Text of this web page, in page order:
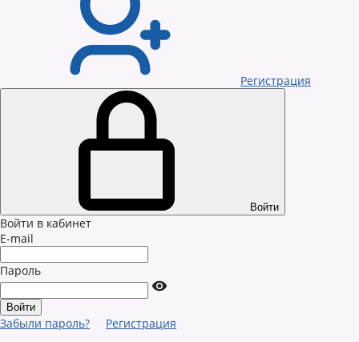
Регистрация
Войти
Войти в кабинет
E-mail
Пароль
Забыли пароль? Регистрация